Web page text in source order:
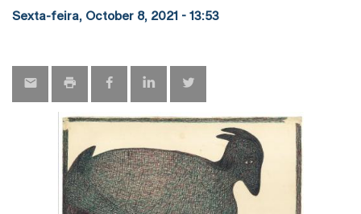
Sexta-feira, October 8, 2021 - 13:53